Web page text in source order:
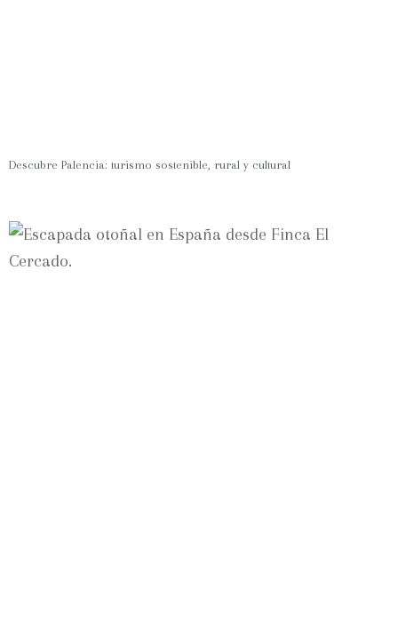
Descubre Palencia: turismo sostenible, rural y cultural